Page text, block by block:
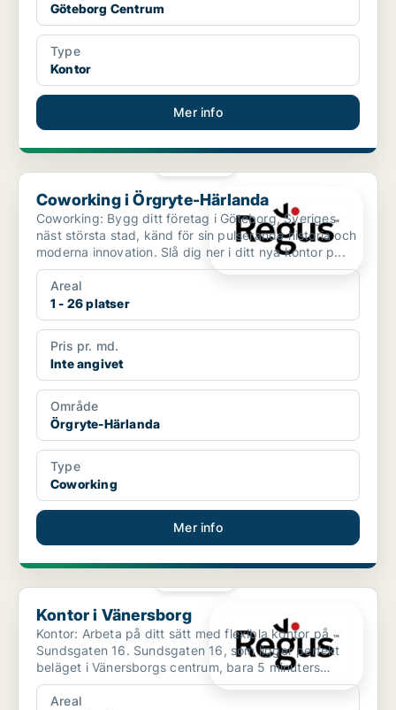
Göteborg Centrum
Type
Kontor
Mer info
Coworking i Örgryte-Härlanda
Coworking i Örgryte-Härlanda
Coworking: Bygg ditt företag i Göteborg, Sveriges
näst största stad, känd för sin pulserande historia och
moderna innovation. Slå dig ner i ditt nya kontor p...
Areal
1 - 26 platser
Pris pr. md.
Inte angivet
Område
Örgryte-Härlanda
Type
Coworking
Mer info
Kontor i Vänersborg
Kontor i Vänersborg
Kontor: Arbeta på ditt sätt med flexibla kontor på
Sundsgaten 16. Sundsgaten 16, som ligger perfekt
beläget i Vänersborgs centrum, bara 5 minuters
promenad f...
Areal